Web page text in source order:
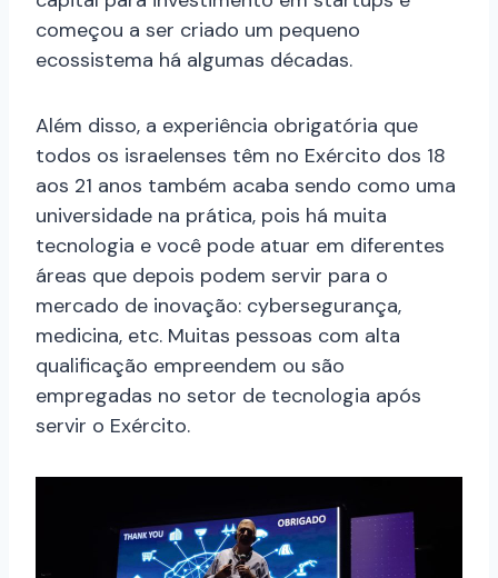
começou a ser criado um pequeno
ecossistema há algumas décadas.
Além disso, a experiência obrigatória que
todos os israelenses têm no Exército dos 18
aos 21 anos também acaba sendo como uma
universidade na prática, pois há muita
tecnologia e você pode atuar em diferentes
áreas que depois podem servir para o
mercado de inovação: cybersegurança,
medicina, etc. Muitas pessoas com alta
qualificação empreendem ou são
empregadas no setor de tecnologia após
servir o Exército.